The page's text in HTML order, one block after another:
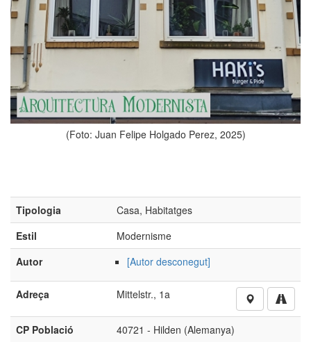
Holgado Perez, 2025)
(Foto: Juan
Tipologia
Casa, Habitatges
Estil
Modernisme
Autor
[Autor desconegut]
Adreça Mittelstr., 1a
CP Població 40721 - Hilden (Alemanya)